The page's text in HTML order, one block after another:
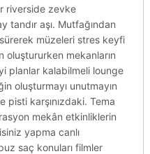
riverside zevke
tandır aşı. Mutfağından
müzeleri stres keyfi
oluştururken mekanların
planlar kalabilmeli lounge
oluşturmayı unutmayın
karşınızdaki. Tema
mekân etkinliklerin
yapma canlı
saç konuları filmler